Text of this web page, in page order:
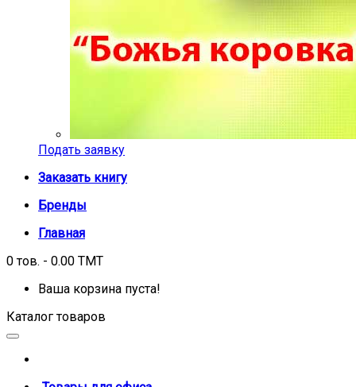
Подать заявку
Заказать книгу
Бренды
Главная
0 тов. - 0.00 TMT
Ваша корзина пуста!
Каталог товаров